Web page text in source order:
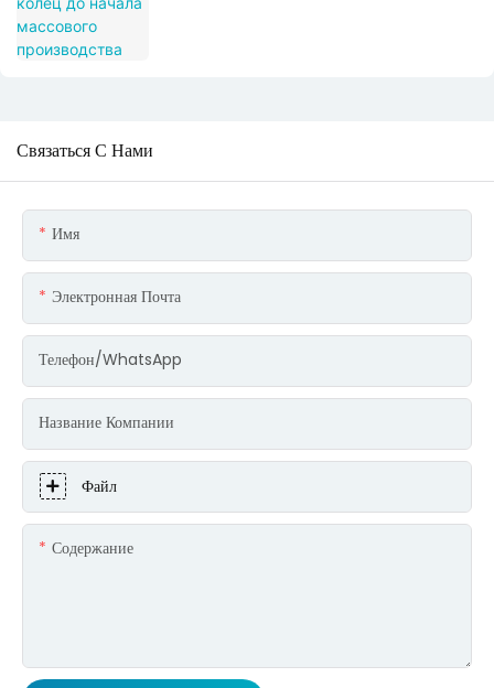
Связаться С Нами
Имя
Электронная Почта
Телефон/WhatsApp
Название Компании
Файл
Содержание